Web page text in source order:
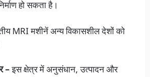
हो सकता है।
MRI मशीनें अन्य विकासशील देशों को
–इस क्षेत्र में अनुसंधान, उत्पादन और